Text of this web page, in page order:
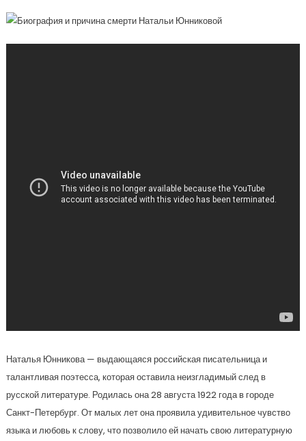
Наталья Юнникова — выдающаяся российская писательница и
талантливая поэтесса, которая оставила неизгладимый след в
русской литературе. Родилась она 28 августа 1922 года в городе
Санкт-Петербург. От малых лет она проявила удивительное чувство
языка и любовь к слову, что позволило ей начать свою литературную